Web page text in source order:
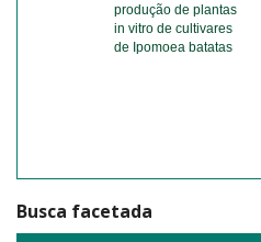
produção de plantas
in vitro de cultivares
de Ipomoea batatas
Busca facetada